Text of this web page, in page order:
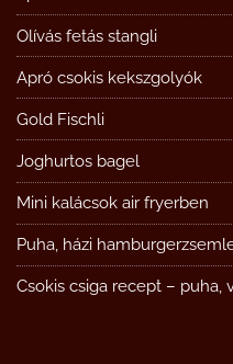
Olívás fetás stangli
Apró csokis kekszgolyók
Gold Fischli
Joghurtos bagel
Mini kalácsok air fryerben
Puha, házi
Csokis csiga recept – puha,